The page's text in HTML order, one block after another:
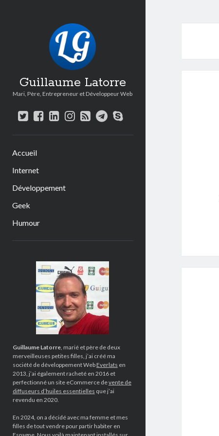
Guillaume Latorre
Mari, Père, Entrepreneur et Développeur Web
twitter
facebook
linkedin
instagram
rsstelegram
skype
Accueil
Internet
Développement
Geek
Humour
Guillaume Latorre, marié et père de deux
merveilleuses petites filles, j’ai créé ma
société de développement Web Everlats en
2013, j’ai également racheté en 2016 et
perfectionné un site eCommerce devente de
diffuseurs d’huiles essentielles que j’ai
revendu en 2020.
En 2024, on a décidé avec ma femme et mes
filles de tout vendre pour partir habiter en